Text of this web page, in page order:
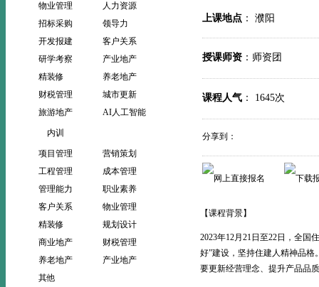
物业管理
人力资源
招标采购
领导力
开发报建
客户关系
研学考察
产业地产
精装修
养老地产
财税管理
城市更新
旅游地产
AI人工智能
内训
项目管理
营销策划
工程管理
成本管理
管理能力
职业素养
客户关系
物业管理
精装修
规划设计
商业地产
财税管理
养老地产
产业地产
其他
上课地点： 濮
授课师资：师资团
课程人气： 1645次
分享到：
【课程背景】
2023年12月21日至22日，全国
好”建设，坚持住建人精神品
要更新经营理念、提升产品品